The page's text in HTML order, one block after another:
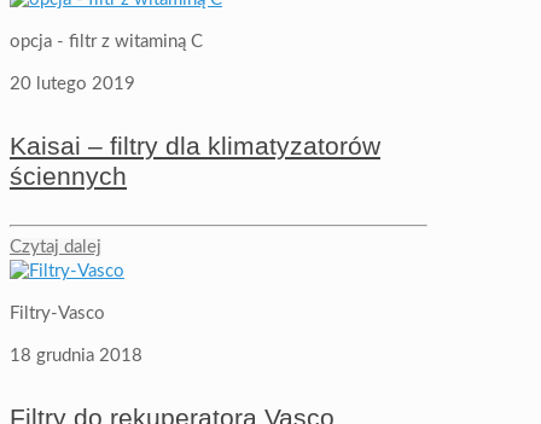
opcja - filtr z witaminą C
20 lutego 2019
Kaisai – filtry dla klimatyzatorów
ściennych
Czytaj dalej
Filtry-Vasco
18 grudnia 2018
Filtry do rekuperatora Vasco